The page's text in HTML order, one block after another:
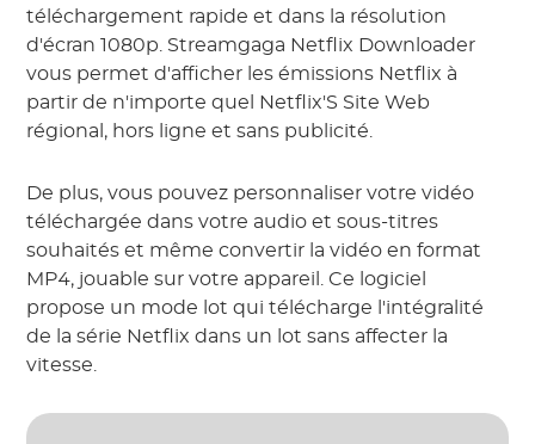
téléchargement rapide et dans la résolution
d'écran 1080p. Streamgaga Netflix Downloader
vous permet d'afficher les émissions Netflix à
partir de n'importe quel Netflix'S Site Web
régional, hors ligne et sans publicité.
De plus, vous pouvez personnaliser votre vidéo
téléchargée dans votre audio et sous-titres
souhaités et même convertir la vidéo en format
MP4, jouable sur votre appareil. Ce logiciel
propose un mode lot qui télécharge l'intégralité
de la série Netflix dans un lot sans affecter la
vitesse.